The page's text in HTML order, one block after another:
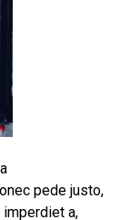
pede justo,
imperdiet a,